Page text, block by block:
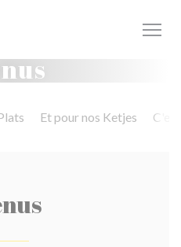
Et pour nos Ketjes